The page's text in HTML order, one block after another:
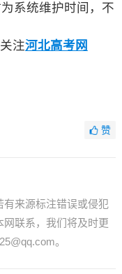
系统维护时间，不
注河北高考网
赞
来源标注错误或侵犯
联系，我们将及时更
。